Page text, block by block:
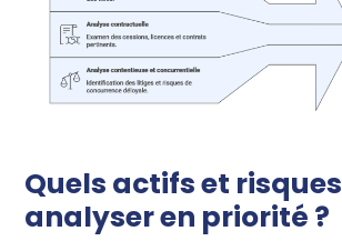
Quels actifs et risques
analyser en priorité ?